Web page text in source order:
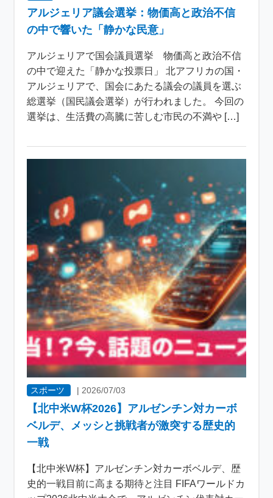
アルジェリア議会選挙：物価高と政治不信
の中で響いた「静かな民意」
アルジェリアで国会議員選挙 物価高と政治不信
の中で迎えた「静かな投票日」 北アフリカの国・
アルジェリアで、国会にあたる議会の議員を選ぶ
総選挙（国民議会選挙）が行われました。 今回の
選挙は、生活費の高騰に苦しむ市民の不満や […]
スポーツ | 2026/07/03
【北中米W杯2026】アルゼンチン対カーボ
ベルデ、メッシと挑戦者が激突する歴史的
一戦
【北中米W杯】アルゼンチン対カーボベルデ、歴
史的一戦目前に高まる期待と注目 FIFAワールドカ